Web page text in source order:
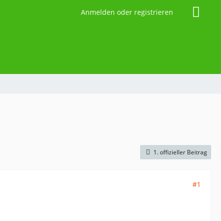
Anmelden oder registrieren
1. offizieller Beitrag
#1